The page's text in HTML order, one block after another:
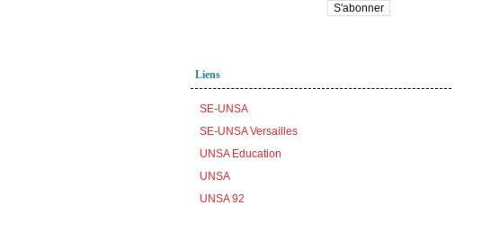
Liens
SE-UNSA
SE-UNSA Versailles
UNSA Education
UNSA
UNSA 92